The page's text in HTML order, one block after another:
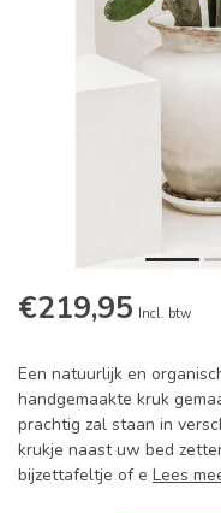
€219,95 Incl. btw
Een natuurlijk en
handgemaakte kruk
prachtig zal staan in
krukje naast uw bed
bijzettafeltje of e Lees